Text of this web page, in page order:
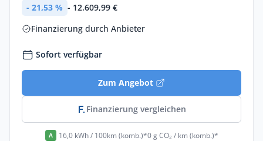
- 21,53 % - 12.609,99 €
Finanzierung durch Anbieter
Sofort verfügbar
Zum Angebot
Finanzierung vergleichen
A 16,0 kWh / 100km (komb.)*0 g CO₂ / km (komb.)*